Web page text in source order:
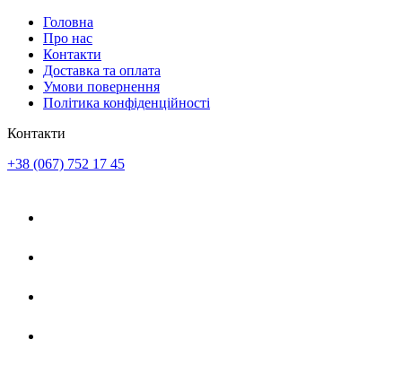
Головна
Про нас
Контакти
Доставка та оплата
Умови повернення
Політика конфіденційності
Контакти
+38 (067) 752 17 45